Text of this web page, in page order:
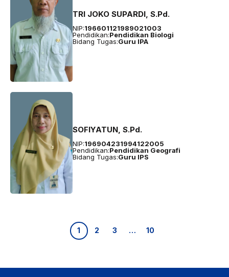
TRI JOKO SUPARDI, S.Pd.
NIP:196601121989021003
Pendidikan:Pendidikan Biologi
Bidang Tugas:Guru IPA
SOFIYATUN, S.Pd.
NIP:196904231994122005
Pendidikan:Pendidikan Geografi
Bidang Tugas:Guru IPS
1 2 3 … 10